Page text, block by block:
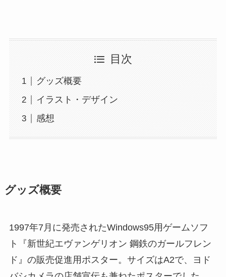
目次
グッズ概要
イラスト・デザイン
感想
グッズ概要
1997年7月に発売されたWindows95用ゲームソフ
ト『新世紀エヴァンゲリオン 鋼鉄のガールフレン
ド』の販売促進用ポスター。サイズはA2で、ヨド